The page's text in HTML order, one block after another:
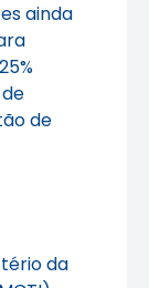
ainda
de
da